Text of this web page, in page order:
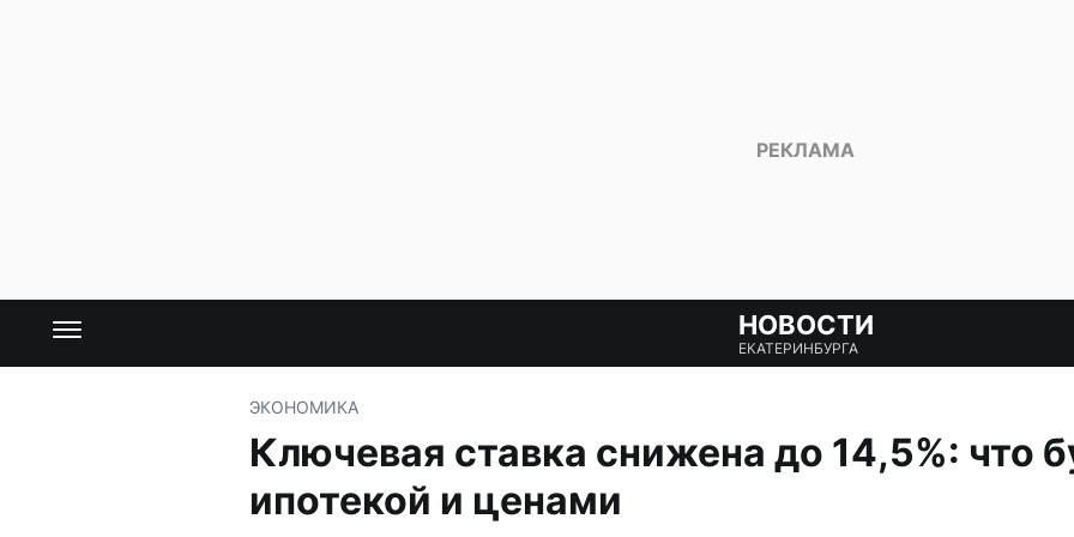
НОВОСТИ
ЕКАТЕРИНБУРГА
ЭКОНОМИКА
Ключевая ставка снижена до 14,5%: что
ипотекой и ценами